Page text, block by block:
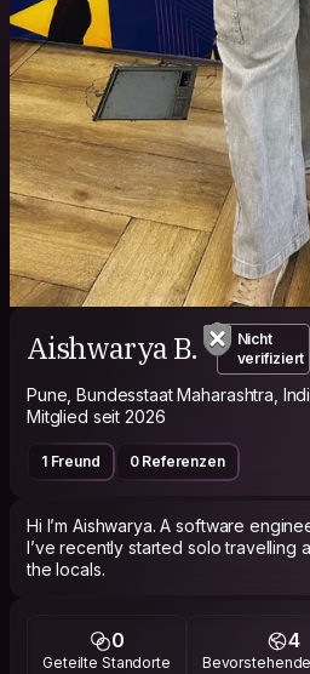
Aishwarya B.
Nicht
verifiziert
Pune, Bundesstaat Maharashtra,
Mitglied seit 2026
1 Freund 0 Referenzen
Hi I’m Aishwarya. A software
I’ve recently started solo travelling
the locals.
0
Geteilte Standorte
4